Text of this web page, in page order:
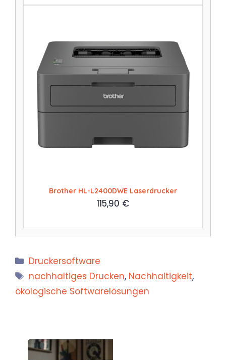
Brother HL-L2400DWE Laserdrucker
115,90 €
Kategorien
Druckersoftware
Schlagwörter
nachhaltiges Drucken, Nachhaltigkeit,
ökologische Softwarelösungen